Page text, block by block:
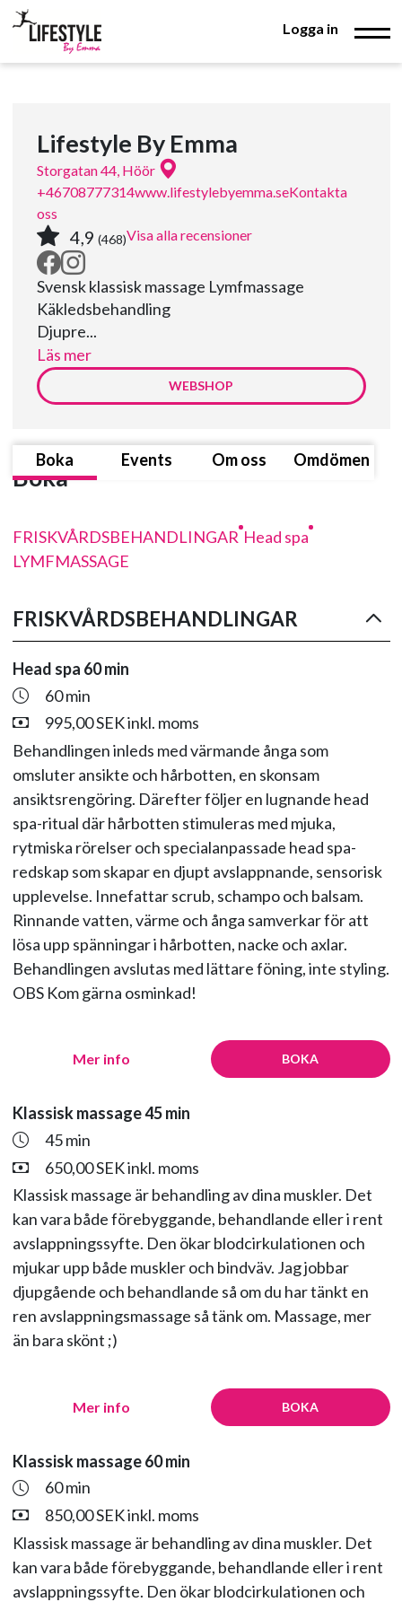
Logga in
Lifestyle By Emma
Storgatan 44, Höör
+46708777314www.lifestylebyemma.seKontakta
oss
4,9 (468)Visa alla recensioner
Svensk klassisk massage Lymfmassage
Käkledsbehandling
Djupre...
Läs mer
WEBSHOP
Boka Events Om oss Omdömen
Boka
FRISKVÅRDSBEHANDLINGAR Head spa
LYMFMASSAGE
FRISKVÅRDSBEHANDLINGAR
Head spa 60 min
60 min
995,00 SEK inkl. moms
Behandlingen inleds med värmande ånga som
omsluter ansikte och hårbotten, en skonsam
ansiktsrengöring. Därefter följer en lugnande head
spa-ritual där hårbotten stimuleras med mjuka,
rytmiska rörelser och specialanpassade head spa-
redskap som skapar en djupt avslappnande, sensorisk
upplevelse. Innefattar scrub, schampo och balsam.
Rinnande vatten, värme och ånga samverkar för att
lösa upp spänningar i hårbotten, nacke och axlar.
Behandlingen avslutas med lättare föning, inte styling.
OBS Kom gärna osminkad!
BOKA
Mer info
Klassisk massage 45 min
45 min
650,00 SEK inkl. moms
Klassisk massage är behandling av dina muskler. Det
kan vara både förebyggande, behandlande eller i rent
avslappningssyfte. Den ökar blodcirkulationen och
mjukar upp både muskler och bindväv. Jag jobbar
djupgående och behandlande så om du har tänkt en
ren avslappningsmassage så tänk om. Massage, mer
än bara skönt ;)
BOKA
Mer info
Klassisk massage 60 min
60 min
850,00 SEK inkl. moms
Klassisk massage är behandling av dina muskler. Det
kan vara både förebyggande, behandlande eller i rent
avslappningssyfte. Den ökar blodcirkulationen och